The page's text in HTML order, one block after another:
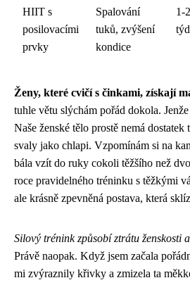
HIIT s
posilovacími
prvky
Spalování
tuků, zvýšení
kondice
1-
Ženy, které cvičí s činkami, získají
tuhle větu slýchám pořád dokola.
Naše ženské tělo prostě nemá
svaly jako chlapi. Vzpomínám si na
bála vzít do ruky cokoli těžšího než
roce pravidelného tréninku s těžkými
ale krásně zpevněná postava, která
Silový trénink způsobí ztrátu ženskosti
Právě naopak. Když jsem začala
mi zvýraznily křivky a zmizela ta